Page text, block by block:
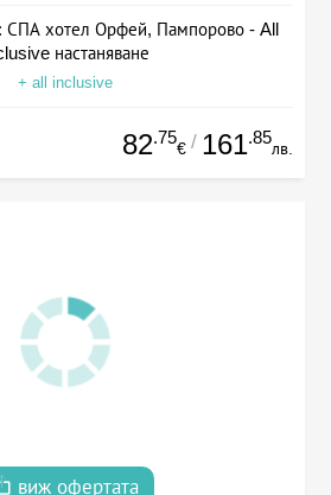
СПА хотел Орфей, Пампорово - All
настаняване
+ all inclusive
82.75
€ / 161.85
лв.
виж офертата